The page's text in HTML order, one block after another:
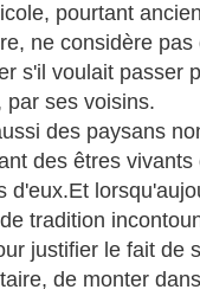
pourtant
ne considère pas
s'il voulait passer
par ses voisins.
des paysans
des êtres vivants
d'eux.Et
tradition
justifier le fait de
de monter